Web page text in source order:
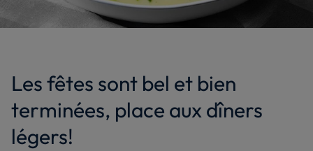
Les fêtes sont bel et bien
terminées, place aux dîners
légers!